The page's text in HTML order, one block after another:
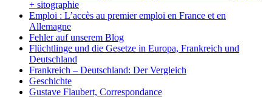
+ sitographie
Emploi : L’accès au premier emploi en France et en
Allemagne
Fehler auf unserem Blog
Flüchtlinge und die Gesetze in Europa, Frankreich und
Deutschland
Frankreich – Deutschland: Der Vergleich
Geschichte
Gustave Flaubert, Correspondance